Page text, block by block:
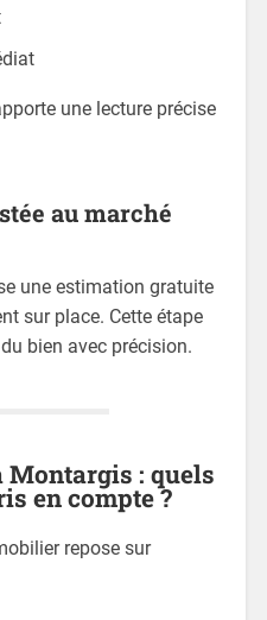
une lecture précise
au marché
une estimation gratuite
sur place. Cette étape
bien avec précision.
Montargis : quels
en compte ?
repose sur